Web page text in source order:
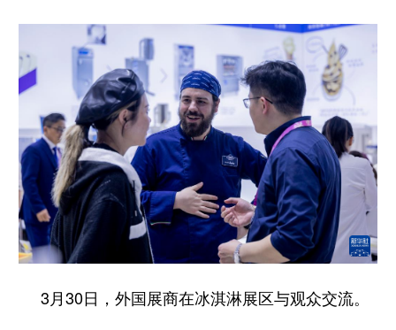
3月30日，外国展商在冰淇淋展区与观众交流。